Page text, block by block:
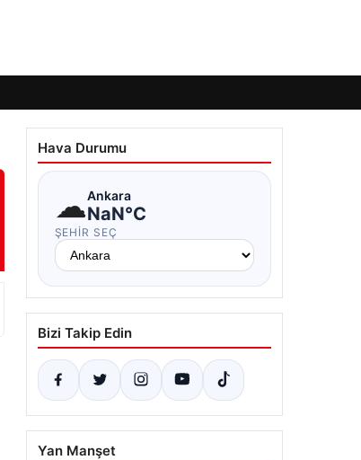
Hava Durumu
☁Ankara
NaN°C
ŞEHIR SEÇ
Bizi Takip Edin
Yan Manşet